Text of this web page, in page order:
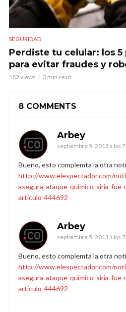
SEGURIDAD
Perdiste tu celular: los
para evitar fraudes y
182 views 3 min read
8 COMMENTS
Arbey
septiembre 5, 2013 a las
Bueno, esto complemta la otra
http://www.elespectador.com/
asegura-ataque-quimico-siria-
articulo-444692
Arbey
septiembre 5, 2013 a las
Bueno, esto complemta la otra
http://www.elespectador.com/
asegura-ataque-quimico-siria-
articulo-444692